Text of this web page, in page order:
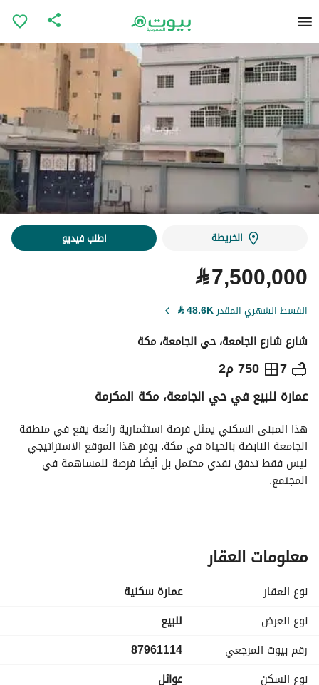
الخريطة اطلب فيديو
⃁7,500,000
القسط الشهري المقدر48.6K
⃁
شارع شارع الجامعة، حي الجامعة، مكة
7 750 م2 ⃁
7,500,000
التفاصيل معلومات ترخيص الإعلان
عمارة للبيع في حي الجامعة، مكة المكرمة
المجتمع.
معلومات العقار
نوع العقار
عمارة سكنية
نوع العرض
للبيع
رقم بيوت المرجعي
87961114
نوع السكن
عوائل